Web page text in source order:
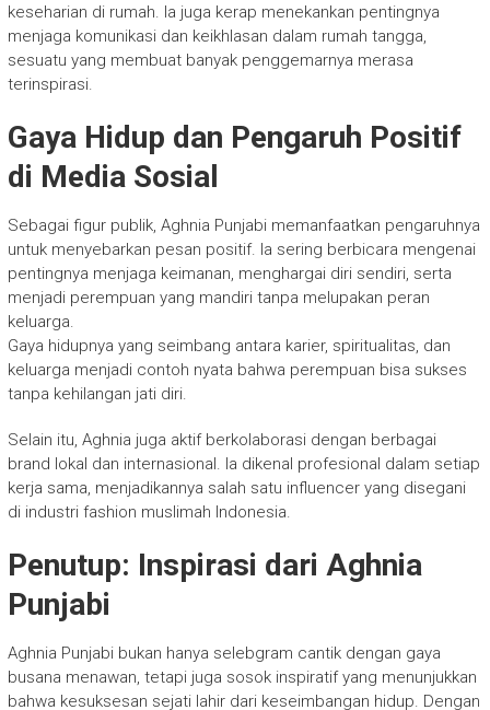
keseharian di rumah. Ia juga kerap menekankan pentingnya
menjaga komunikasi dan keikhlasan dalam rumah tangga,
sesuatu yang membuat banyak penggemarnya merasa
terinspirasi.
Gaya Hidup dan Pengaruh Positif
di Media Sosial
Sebagai figur publik, Aghnia Punjabi memanfaatkan pengaruhnya
untuk menyebarkan pesan positif. Ia sering berbicara mengenai
pentingnya menjaga keimanan, menghargai diri sendiri, serta
menjadi perempuan yang mandiri tanpa melupakan peran
keluarga.
Gaya hidupnya yang seimbang antara karier, spiritualitas, dan
keluarga menjadi contoh nyata bahwa perempuan bisa sukses
tanpa kehilangan jati diri.
Selain itu, Aghnia juga aktif berkolaborasi dengan berbagai
brand lokal dan internasional. Ia dikenal profesional dalam setiap
kerja sama, menjadikannya salah satu influencer yang disegani
di industri fashion muslimah Indonesia.
Penutup: Inspirasi dari Aghnia
Punjabi
Aghnia Punjabi bukan hanya selebgram cantik dengan gaya
busana menawan, tetapi juga sosok inspiratif yang menunjukkan
bahwa kesuksesan sejati lahir dari keseimbangan hidup. Dengan